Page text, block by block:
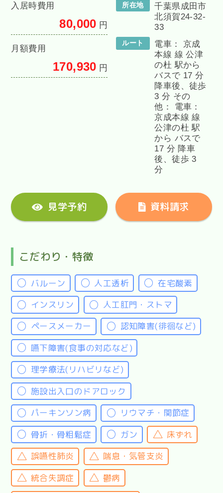
入居時費用
80,000 円
月額費用
170,930 円
所在地
千葉県成田市
北須賀24-32-
33
ルート
電車： 京成
本線 線 公津
の杜 駅から
バスで 17 分
降車後、徒歩
3 分 その
他： 電車：
京成本線 線
公津の杜 駅
から バスで
17 分 降車
後、徒歩 3
分
見学予約 資料請求
こだわり・特徴
バルーン 人工透析
在宅酸素
インスリン
人工肛門・ストマ
ペースメーカー
認知障害(徘徊など)
嚥下障害(食事の対応など)
理学療法(リハビリなど)
施設出入口のドアロック
パーキンソン病
リウマチ・関節症
骨折・骨粗鬆症
ガン
床ずれ
誤嚥性肺炎
喘息・気管支炎
統合失調症
鬱病